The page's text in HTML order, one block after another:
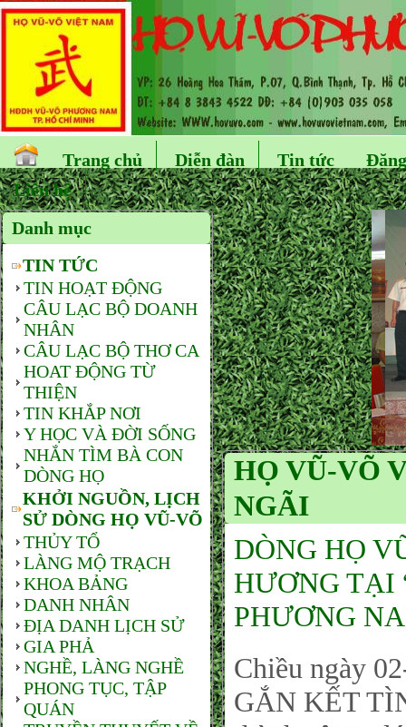
Trang chủ Diễn đàn Tin tức
Liên hệ
Danh mục
TIN TỨC
TIN HOẠT ĐỘNG
CÂU LẠC BỘ DOANH
NHÂN
CÂU LẠC BỘ THƠ CA
HOAT ĐỘNG TỪ
THIỆN
TIN KHẮP NƠI
Y HỌC VÀ ĐỜI SỐNG
NHẮN TÌM BÀ CON
DÒNG HỌ
KHỞI NGUỒN, LỊCH
SỬ DÒNG HỌ VŨ-VÕ
THỦY TỔ
LÀNG MỘ TRẠCH
KHOA BẢNG
DANH NHÂN
ĐỊA DANH LỊCH SỬ
GIA PHẢ
NGHỀ, LÀNG NGHỀ
PHONG TỤC, TẬP
QUÁN
HỌ VŨ-VÕ
NGÃI
DÒNG HỌ
HƯƠNG TẠI
PHƯƠNG
Chiều ngày
GẮN KẾT